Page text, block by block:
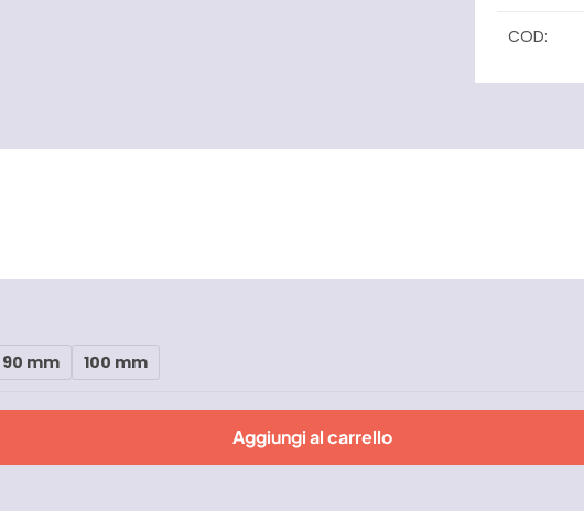
COD:
90 mm 100 mm
Aggiungi al carrello